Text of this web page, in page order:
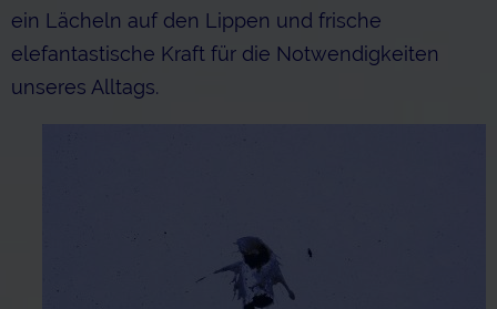
ein Lächeln auf den Lippen und frische
elefantastische Kraft für die Notwendigkeiten
unseres Alltags.